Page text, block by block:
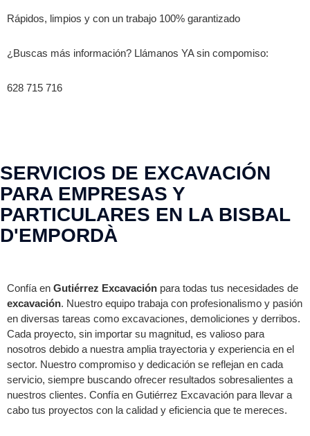
Rápidos, limpios y con un trabajo 100% garantizado
¿Buscas más información? Llámanos YA sin compomiso:
628 715 716
SERVICIOS DE EXCAVACIÓN
PARA EMPRESAS Y
PARTICULARES EN LA BISBAL
D'EMPORDÀ
Confía en Gutiérrez Excavación para todas tus necesidades de
excavación. Nuestro equipo trabaja con profesionalismo y pasión
en diversas tareas como excavaciones, demoliciones y derribos.
Cada proyecto, sin importar su magnitud, es valioso para
nosotros debido a nuestra amplia trayectoria y experiencia en el
sector. Nuestro compromiso y dedicación se reflejan en cada
servicio, siempre buscando ofrecer resultados sobresalientes a
nuestros clientes. Confía en Gutiérrez Excavación para llevar a
cabo tus proyectos con la calidad y eficiencia que te mereces.